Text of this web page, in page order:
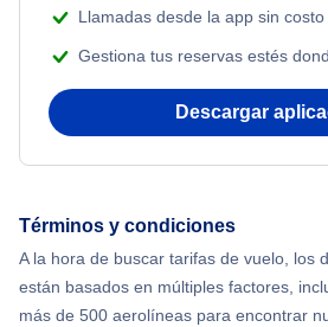
Flights from Nueva York to Mumbai
Flights from Shanghai to Nueva York
Flights from Nueva York to Hong Kong
Beach Vacations
Llamadas desde la app sin costo
Gestiona tus reservas estés
Descargar
Términos y condiciones
A la hora de buscar tarifas de vuelo, los
están basados en múltiples factores,
más de 500 aerolíneas para encontrar